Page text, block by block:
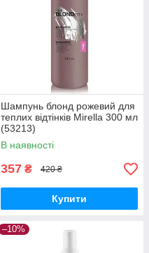
Шампунь блонд рожевий для
теплих відтінків Mirella 300 мл
(53213)
В наявності
357 ₴ 420 ₴
Купити
–10%